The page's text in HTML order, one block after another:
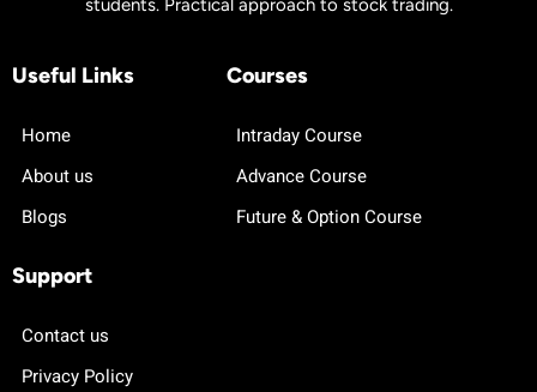
students. Practical approach to stock trading.
Useful Links
Home
About us
Blogs
Courses
Intraday Course
Advance Course
Future & Option Course
Support
Contact us
Privacy Policy